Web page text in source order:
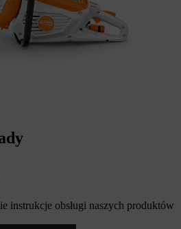
instrukcje obsługi naszych produktów